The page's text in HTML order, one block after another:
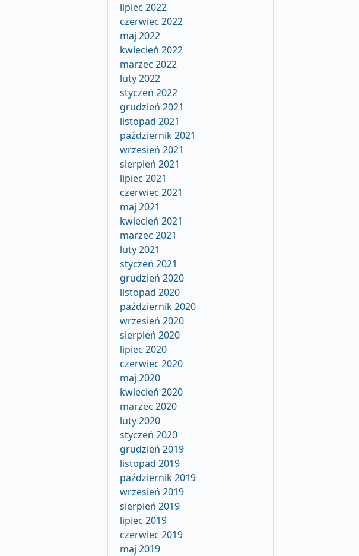
lipiec 2022
czerwiec 2022
maj 2022
kwiecień 2022
marzec 2022
luty 2022
styczeń 2022
grudzień 2021
listopad 2021
październik 2021
wrzesień 2021
sierpień 2021
lipiec 2021
czerwiec 2021
maj 2021
kwiecień 2021
marzec 2021
luty 2021
styczeń 2021
grudzień 2020
listopad 2020
październik 2020
wrzesień 2020
sierpień 2020
lipiec 2020
czerwiec 2020
maj 2020
kwiecień 2020
marzec 2020
luty 2020
styczeń 2020
grudzień 2019
listopad 2019
październik 2019
wrzesień 2019
sierpień 2019
lipiec 2019
czerwiec 2019
maj 2019